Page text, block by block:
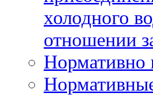
холодного
отношении
Нормативно